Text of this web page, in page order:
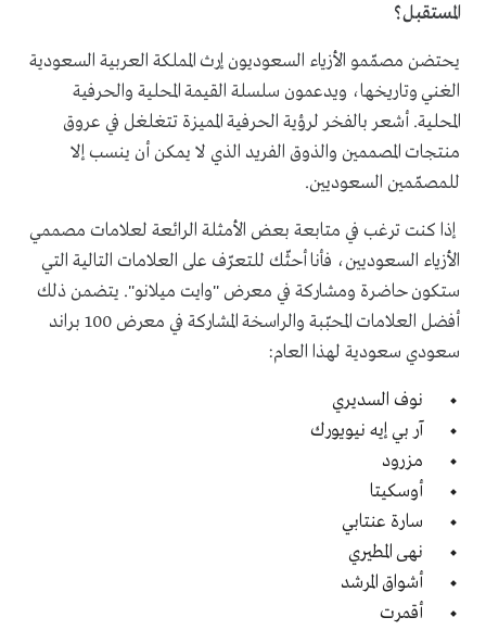
المستقبل؟
يحتضن مصمّمو الأزياء السعوديون إرث المملكة العربية السعودية
الغني وتاريخها، ويدعمون سلسلة القيمة المحلية والحرفية
المحلية. أشعر بالفخر لرؤية الحرفية المميزة تتغلغل في عروق
منتجات المصممين والذوق الفريد الذي لا يمكن أن ينسب إلا
للمصمّمين السعوديين.
إذا كنت ترغب في متابعة بعض الأمثلة الرائعة لعلامات مصممي
الأزياء السعوديين، فأنا أحثّك للتعرّف على العلامات التالية التي
ستكون حاضرة ومشاركة في معرض "وايت ميلانو". يتضمن ذلك
أفضل العلامات المحبّبة والراسخة المشاركة في معرض 100 براند
سعودي سعودية لهذا العام:
نوف السديري
آر بي إيه نيويورك
مزرود
أوسكيتا
سارة عنتابي
نهى المطيري
أشواق المرشد
أقمرت